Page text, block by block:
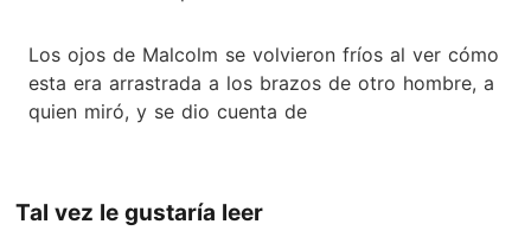
Los ojos de Malcolm se volvieron fríos al ver cómo
esta era arrastrada a los brazos de otro hombre, a
quien miró, y se dio cuenta de
Tal vez le gustaría leer